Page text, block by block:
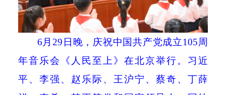
6 月 29 日晚，庆祝中国共产党成立105周
年音乐会《人民至上》在北京举行。习近
平、李强、赵乐际、王沪宁、蔡奇、丁薛